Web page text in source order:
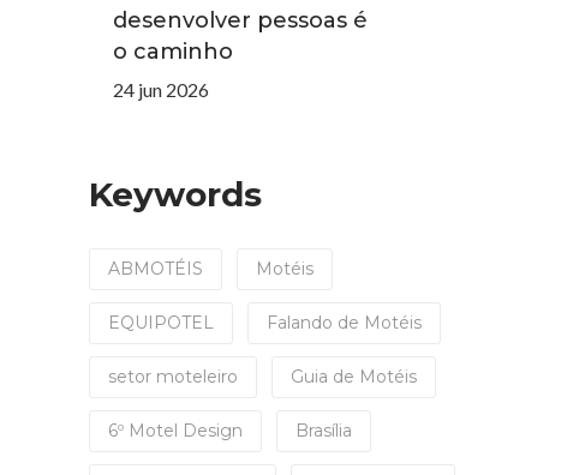
desenvolver pessoas é
o caminho
24 jun 2026
Keywords
ABMOTÉIS Motéis
EQUIPOTEL Falando de Motéis
setor moteleiro Guia de Motéis
6º Motel Design Brasília